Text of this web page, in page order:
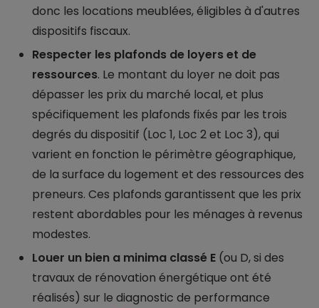
donc les locations meublées, éligibles à d'autres
dispositifs fiscaux.
Respecter les plafonds de loyers et de
ressources. Le montant du loyer ne doit pas
dépasser les prix du marché local, et plus
spécifiquement les plafonds fixés par les trois
degrés du dispositif (Loc 1, Loc 2 et Loc 3), qui
varient en fonction le périmètre géographique,
de la surface du logement et des ressources des
preneurs. Ces plafonds garantissent que les prix
restent abordables pour les ménages à revenus
modestes.
Louer un bien a minima classé E (ou D, si des
travaux de rénovation énergétique ont été
réalisés) sur le diagnostic de performance